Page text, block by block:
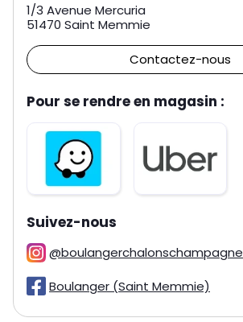
1/3 Avenue Mercuria
51470 Saint Memmie
Contactez-nous
Pour se rendre en magasin :
Suivez-nous
@boulangerchalonschampagne
Boulanger (Saint Memmie)